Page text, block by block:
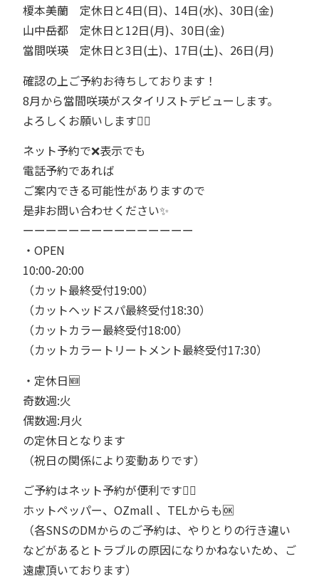
榎本美蘭 定休日と4日(日)、14日(水)、30日(金)
山中岳都 定休日と12日(月)、30日(金)
當間咲瑛 定休日と3日(土)、17日(土)、26日(月)
確認の上ご予約お待ちしております！
8月から當間咲瑛がスタイリストデビューします。
よろしくお願いします🙇‍♀️
ネット予約で❌表示でも
電話予約であれば
ご案内できる可能性がありますので
是非お問い合わせください✨
ーーーーーーーーーーーーーーー⁡⁡⁡
・OPEN⁡⁡⁡
10:00-20:00⁡⁡⁡
（カット最終受付19:00）⁡⁡⁡
（カットヘッドスパ最終受付18:30）
（カットカラー最終受付18:00）⁡⁡⁡
（カットカラートリートメント最終受付17:30）⁡⁡⁡
・定休日🆕
奇数週:火
偶数週:月火
の定休日となります
（祝日の関係により変動ありです）
ご予約はネット予約が便利です💁‍♂️⁡⁡⁡
ホットペッパー、OZmall 、TELからも🆗⁡⁡⁡
（各SNSのDMからのご予約は、やりとりの行き違い
などがあるとトラブルの原因になりかねないため、ご
遠慮頂いております）⁡⁡⁡